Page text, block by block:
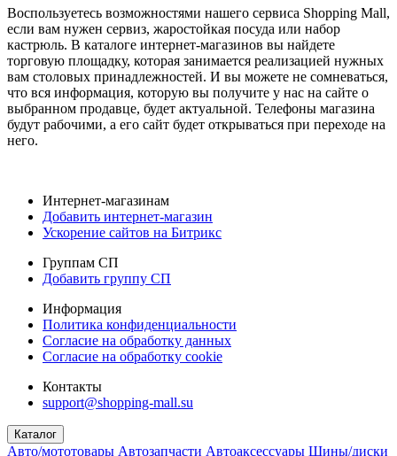
Воспользуетесь возможностями нашего сервиса Shopping Mall,
если вам нужен сервиз, жаростойкая посуда или набор
кастрюль. В каталоге интернет-магазинов вы найдете
торговую площадку, которая занимается реализацией нужных
вам столовых принадлежностей. И вы можете не сомневаться,
что вся информация, которую вы получите у нас на сайте о
выбранном продавце, будет актуальной. Телефоны магазина
будут рабочими, а его сайт будет открываться при переходе на
него.
Интернет-магазинам
Добавить интернет-магазин
Ускорение сайтов на Битрикс
Группам СП
Добавить группу СП
Информация
Политика конфиденциальности
Согласие на обработку данных
Согласие на обработку cookie
Контакты
support@shopping-mall.su
Каталог
Авто/мототовары Автозапчасти Автоаксессуары Шины/диски